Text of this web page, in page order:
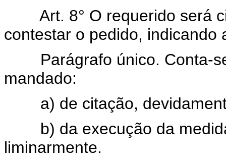
Art. 8° O requerido será
contestar o pedido, indicando
Parágrafo único. Conta-
mandado:
a) de citação,
b) da execução da
liminarmente.